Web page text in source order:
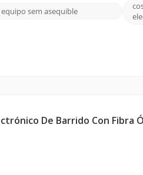
equipo sem asequible
De Barrido Con Fibra